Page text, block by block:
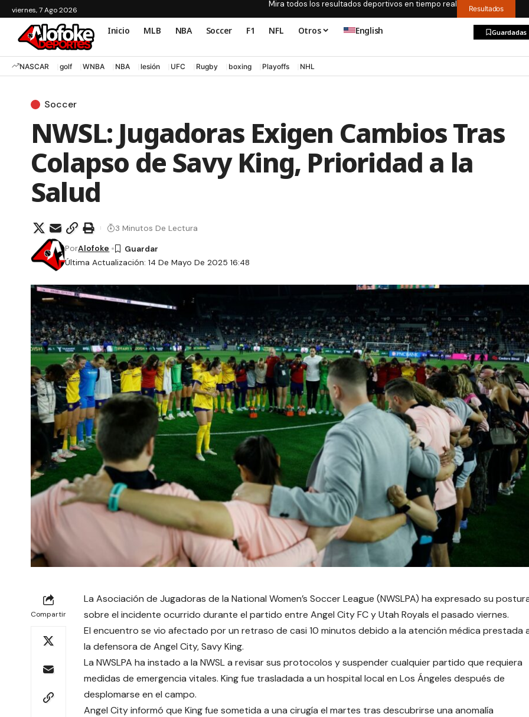
viernes, 7 Ago 2026
Mira todos los resultados deportivos en tiempo real Resultados
Inicio MLB NBA Soccer F1 NFL Otros English Guardadas
NASCAR golf WNBA NBA lesión UFC Rugby boxing Playoffs NHL
Soccer
NWSL: Jugadoras Exigen Cambios Tras
Colapso de Savy King, Prioridad a la
Salud
Última Actualización: 14 De Mayo De 2025 16:48
PorAlofoke
3 Minutos De Lectura
Compartir
La Asociación de Jugadoras de la National Women’s Soccer League (NWSLPA) ha expresado su
sobre el incidente ocurrido durante el partido entre Angel City FC y Utah Royals el pasado viernes.
El encuentro se vio afectado por un retraso de casi 10 minutos debido a la atención médica prestada
la defensora de Angel City, Savy King.
La NWSLPA ha instado a la NWSL a revisar sus protocolos y suspender cualquier partido que requiera
medidas de emergencia vitales. King fue trasladada a un hospital local en Los Ángeles después de
desplomarse en el campo.
Angel City informó que King fue sometida a una cirugía el martes tras descubrirse una anomalía